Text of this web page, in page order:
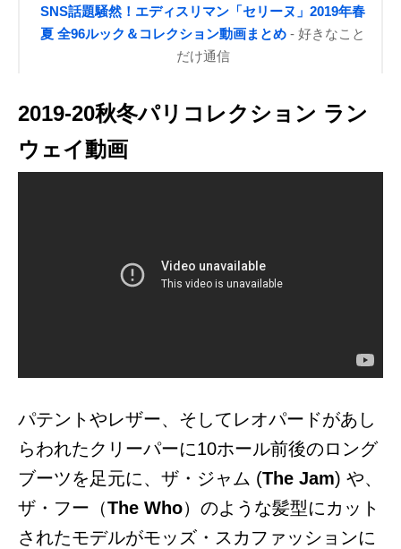
SNS話題騒然！エディスリマン「セリーヌ」2019年春
夏 全96ルック＆コレクション動画まとめ - 好きなこと
だけ通信
2019-20秋冬パリコレクション ラン
ウェイ動画
パテントやレザー、そしてレオパードがあし
らわれたクリーパーに10ホール前後のロング
ブーツを足元に、ザ・ジャム (The Jam) や、
ザ・フー（The Who）のような髪型にカット
されたモデルがモッズ・スカファッションに